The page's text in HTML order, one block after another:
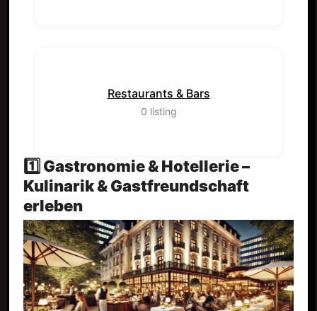
Restaurants & Bars
0 listing
1️⃣ Gastronomie & Hotellerie –
Kulinarik & Gastfreundschaft
erleben